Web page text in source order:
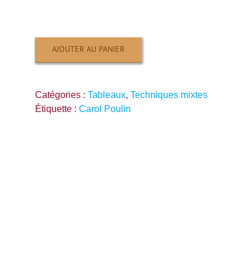
AJOUTER AU PANIER
Catégories : Tableaux, Techniques mixtes
Étiquette : Carol Poulin